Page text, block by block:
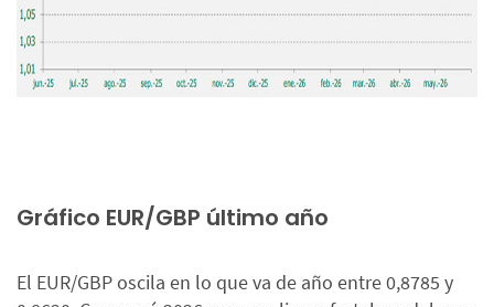
Gráfico EUR/GBP último año
El EUR/GBP oscila en lo que va de año entre 0,8785 y